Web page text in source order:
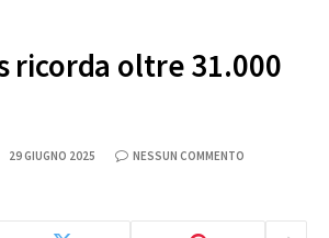
ricorda oltre 31.000
29 GIUGNO 2025 NESSUN COMMENTO